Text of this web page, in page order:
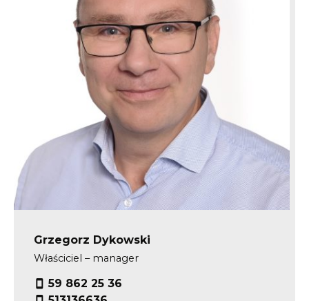
Grzegorz Dykowski
Właściciel – manager
59 862 25 36